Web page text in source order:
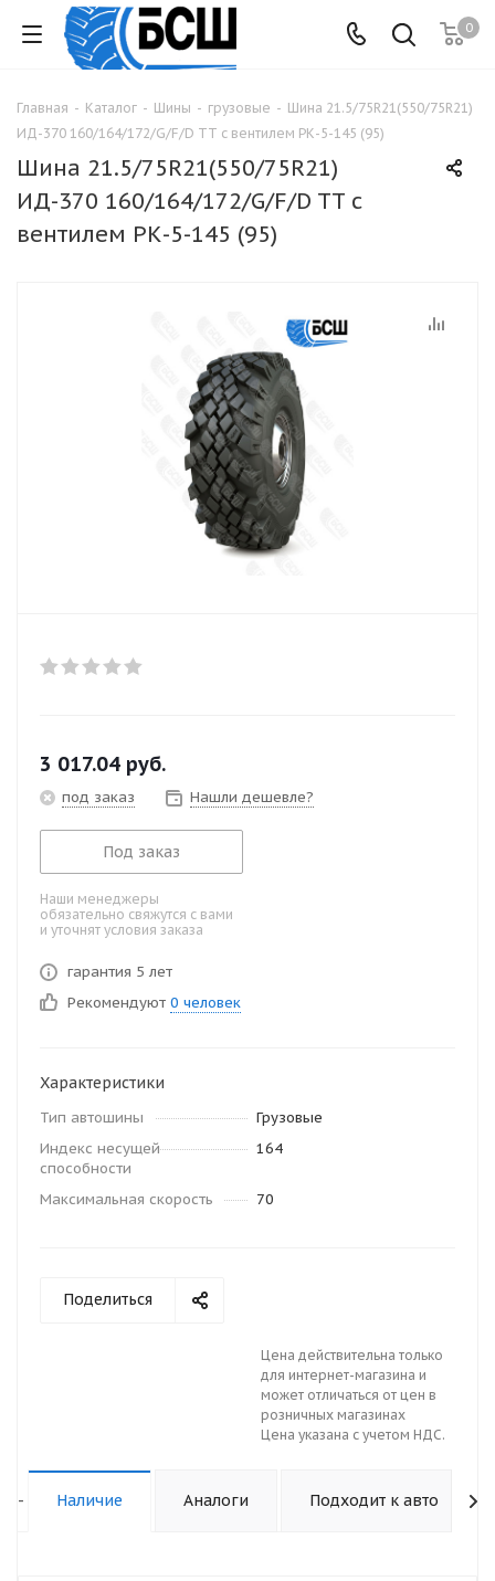
0
Главная - Каталог - Шины - грузовые - Шина 21.5/75R21(550/75R21)
ИД-370 160/164/172/G/F/D TT с вентилем РК-5-145 (95)
Шина 21.5/75R21(550/75R21)
ИД-370 160/164/172/G/F/D TT с
вентилем РК-5-145 (95)
3 017.04 руб.
под заказ Нашли дешевле?
Под заказ
Наши менеджеры
обязательно свяжутся с вами
и уточнят условия заказа
гарантия 5 лет
Рекомендуют 0 человек
Характеристики
Тип автошины
Грузовые
Индекс несущей
способности
164
Максимальная скорость 70
Поделиться
Цена действительна только
для интернет-магазина и
может отличаться от цен в
розничных магазинах
Цена указана с учетом НДС.
- Наличие Аналоги Подходит к авто